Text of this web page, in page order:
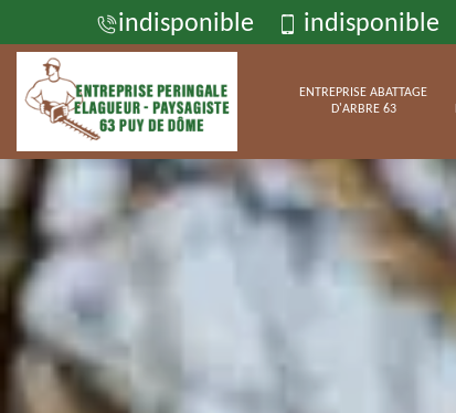
indisponible indisponible
ENTREPRISE ABATTAGE
D'ARBRE 63